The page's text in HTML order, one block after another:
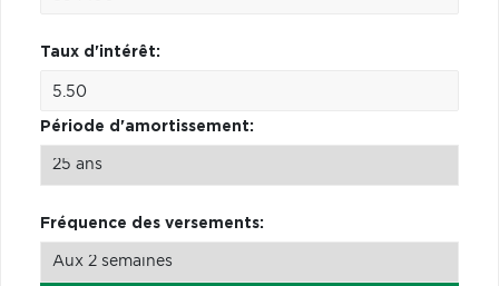
Taux d'intérêt:
Période d'amortissement:
Fréquence des versements: